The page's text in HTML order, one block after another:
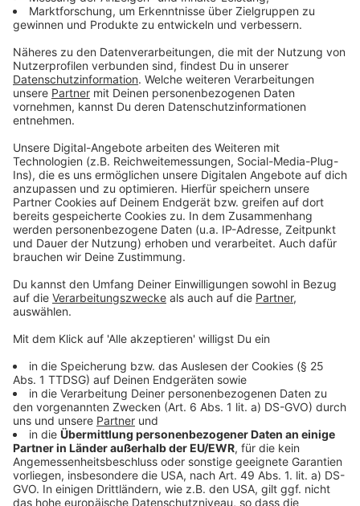
Bahnen kostet laut VRR einen dreistelligen
sein. Ende des Jahrzehnts sollen dann auchneue Züge
geliefert werden.
Anzeige
Weitere Infos und Links zum Thema:
Anzeige
Neue Anzeigetafel: Mehr Komfort am Hauptbahnhof
HF6-Flotte komplett: Rheinbahn erwartet weitere
Stadtbahnen
Neue Mobilitätsstation am S-Bahnhof Wehrhahn
Anzeige
Folge uns für mehr News & Updates:
Anzeige
Livestream|Instagram|Facebook|WhatsApp-Kanal